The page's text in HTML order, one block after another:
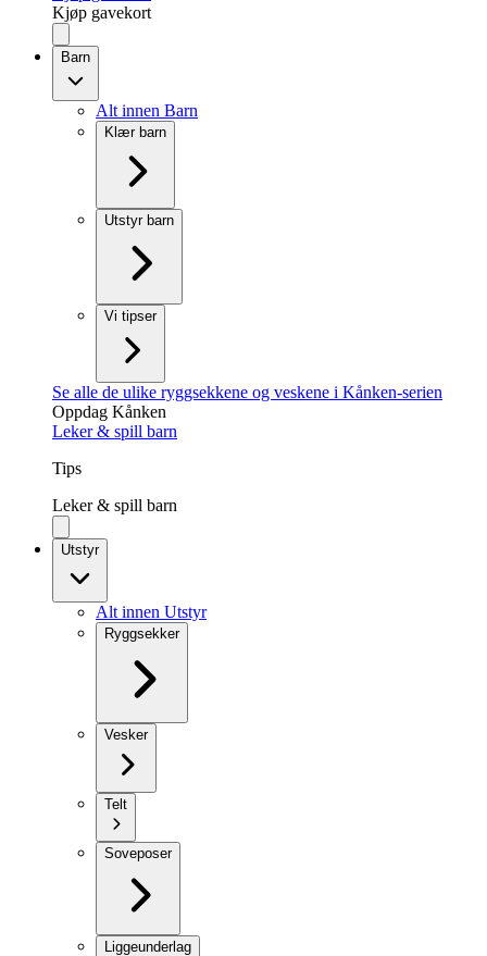
Kjøp gavekort
Barn
Alt innen Barn
Klær barn
Utstyr barn
Vi tipser
Se alle de ulike ryggsekkene og veskene i Kånken-serien
Oppdag Kånken
Leker & spill barn
Tips
Leker & spill barn
Utstyr
Alt innen Utstyr
Ryggsekker
Vesker
Telt
Soveposer
Liggeunderlag